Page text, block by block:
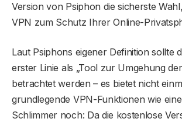
Version von Psiphon die sicherste
VPN zum Schutz Ihrer Online-
Laut Psiphons eigener Definition sollte
erster Linie als „Tool zur Umgehung
betrachtet werden – es bietet nicht
grundlegende VPN-Funktionen wie
Schlimmer noch: Da die kostenlose